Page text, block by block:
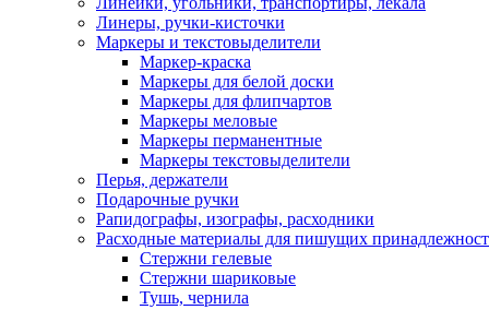
Линеры, ручки-кисточки
Маркеры и текстовыделители
Маркер-краска
Маркеры для белой доски
Маркеры для флипчартов
Маркеры меловые
Маркеры перманентные
Маркеры текстовыделители
Перья, держатели
Подарочные ручки
Рапидографы, изографы, расходники
Расходные материалы для пишущих
Стержни гелевые
Стержни шариковые
Тушь, чернила